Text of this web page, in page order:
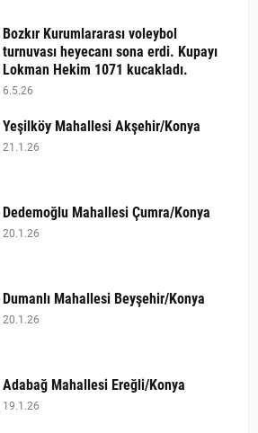
Bozkır Kurumlararası voleybol
turnuvası heyecanı sona erdi. Kupayı
Lokman Hekim 1071 kucakladı.
6.5.26
Yeşilköy Mahallesi Akşehir/Konya
21.1.26
Dedemoğlu Mahallesi Çumra/Konya
20.1.26
Dumanlı Mahallesi Beyşehir/Konya
20.1.26
Adabağ Mahallesi Ereğli/Konya
19.1.26